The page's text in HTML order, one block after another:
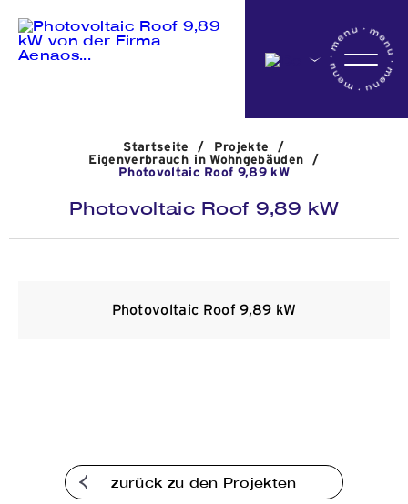
Das Unternehmen
Aktivitäten
Projekte
Startseite / Projekte
/
Eigenverbrauch in Wohngebäuden
/
Photovoltaic Roof 9,89 kW
Photovoltaic Roof 9,89 kW
Photovoltaic Roof 9,89 kW
zurück zu den Projekten